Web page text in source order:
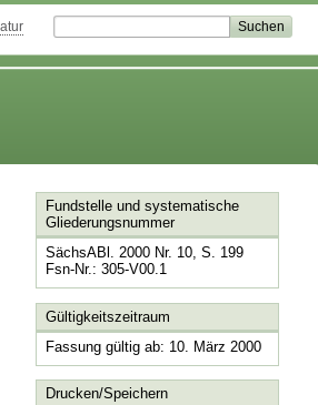
Fundstelle und systematische
Gliederungsnummer
SächsABl. 2000 Nr. 10, S. 199
Fsn-Nr.: 305-V00.1
Gültigkeitszeitraum
Fassung gültig ab: 10. März 2000
Drucken/Speichern